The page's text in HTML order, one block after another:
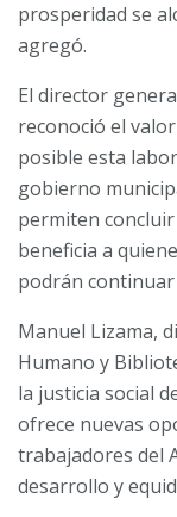
prosperidad se
agregó.
El director
reconoció el
posible esta
gobierno
permiten
beneficia a
podrán
Manuel Lizama,
Humano y
la justicia social
ofrece nuevas
trabajadores del
desarrollo y